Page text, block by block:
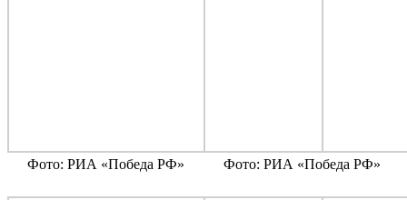
Фото: РИА «Победа РФ» Фото: РИА «Победа РФ»